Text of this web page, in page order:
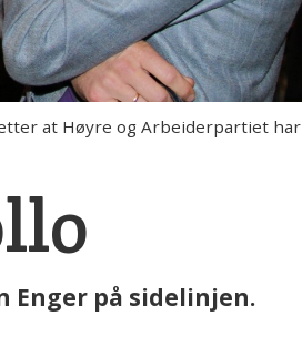
at Høyre og Arbeiderpartiet har
Enger på sidelinjen.